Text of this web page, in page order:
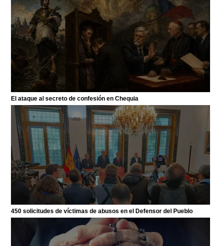
El ataque al secreto de confesión en Chequia
450 solicitudes de víctimas de abusos en el Defensor del Pueblo